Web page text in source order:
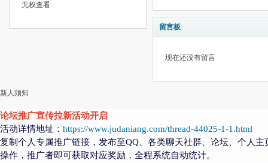
无权查看
留言板
现在还没有留言
新人须知
论坛推广宣传拉新活动开启
活动详情地址： https://www.judaniang.com/thread-44025-1-1.html
复制个人专属推广链接，发布至QQ、各类聊天社群、论坛、个人
操作，推广者即可获取对应奖励，全程系统自动统计。